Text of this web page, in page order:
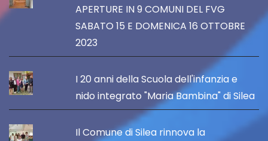
APERTURE IN 9 COMUNI DEL FVG
SABATO 15 E DOMENICA 16 OTTOBRE
2023
I 20 anni della Scuola dell'infanzia e
nido integrato "Maria Bambina" di Silea
Il Comune di Silea rinnova la